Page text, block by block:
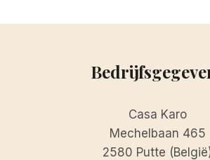
Casa Karo
Mechelbaan 465
2580 Putte